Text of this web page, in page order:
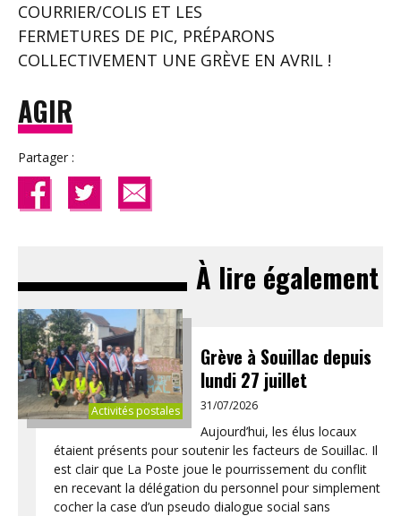
COURRIER/COLIS ET LES
FERMETURES DE PIC, PRÉPARONS
COLLECTIVEMENT UNE GRÈVE EN AVRIL !
AGIR
Partager :
À lire également
Activités postales
Grève à Souillac depuis
lundi 27 juillet
31/07/2026
Aujourd’hui, les élus locaux
étaient présents pour soutenir les facteurs de Souillac. Il
est clair que La Poste joue le pourrissement du conflit
en recevant la délégation du personnel pour simplement
cocher la case d’un pseudo dialogue social sans